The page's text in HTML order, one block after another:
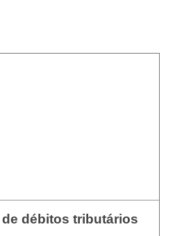
débitos tributários